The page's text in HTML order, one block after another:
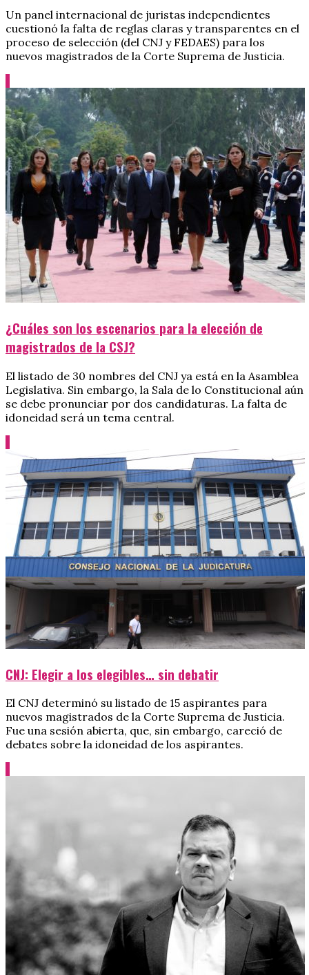
Un panel internacional de juristas independientes
cuestionó la falta de reglas claras y transparentes en el
proceso de selección (del CNJ y FEDAES) para los
nuevos magistrados de la Corte Suprema de Justicia.
¿Cuáles son los escenarios para la elección de
magistrados de la CSJ?
El listado de 30 nombres del CNJ ya está en la Asamblea
Legislativa. Sin embargo, la Sala de lo Constitucional aún
se debe pronunciar por dos candidaturas. La falta de
idoneidad será un tema central.
CNJ: Elegir a los elegibles… sin debatir
El CNJ determinó su listado de 15 aspirantes para
nuevos magistrados de la Corte Suprema de Justicia.
Fue una sesión abierta, que, sin embargo, careció de
debates sobre la idoneidad de los aspirantes.